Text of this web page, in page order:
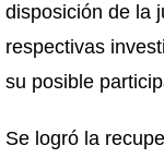
disposición de la
respectivas
su posible
Se logró la